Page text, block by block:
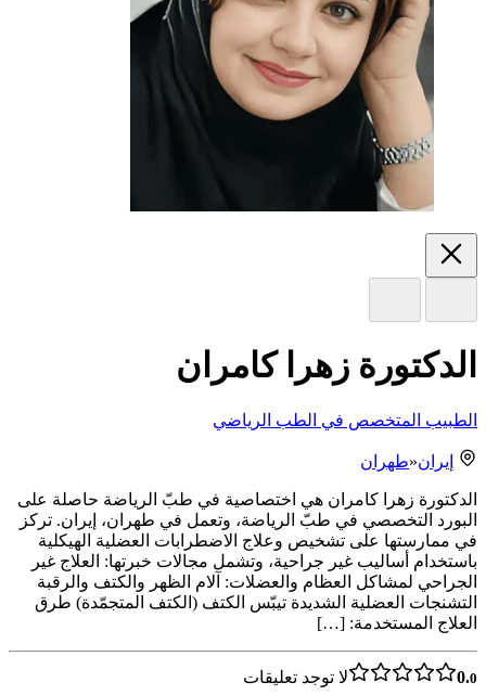
الدكتورة زهرا كامران
الطبيب المتخصص في الطب الرياضي
إيران«طهران
الدكتورة زهرا كامران هي اختصاصية في طبّ الرياضة حاصلة على
البورد التخصصي في طبّ الرياضة، وتعمل في طهران، إيران. تركز
في ممارستها على تشخيص وعلاج الاضطرابات العضلية الهيكلية
باستخدام أساليب غير جراحية، وتشمل مجالات خبرتها: العلاج غير
الجراحي لمشاكل العظام والعضلات: آلام الظهر والكتف والرقبة
التشنجات العضلية الشديدة تيبّس الكتف (الكتف المتجمّدة) طرق
العلاج المستخدمة: […]
0.0 لا توجد تعليقات